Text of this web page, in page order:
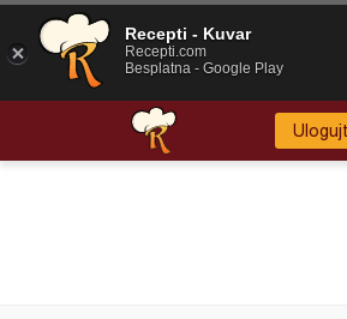
Recepti - Kuvar
Recepti.com
Besplatna - Google Play